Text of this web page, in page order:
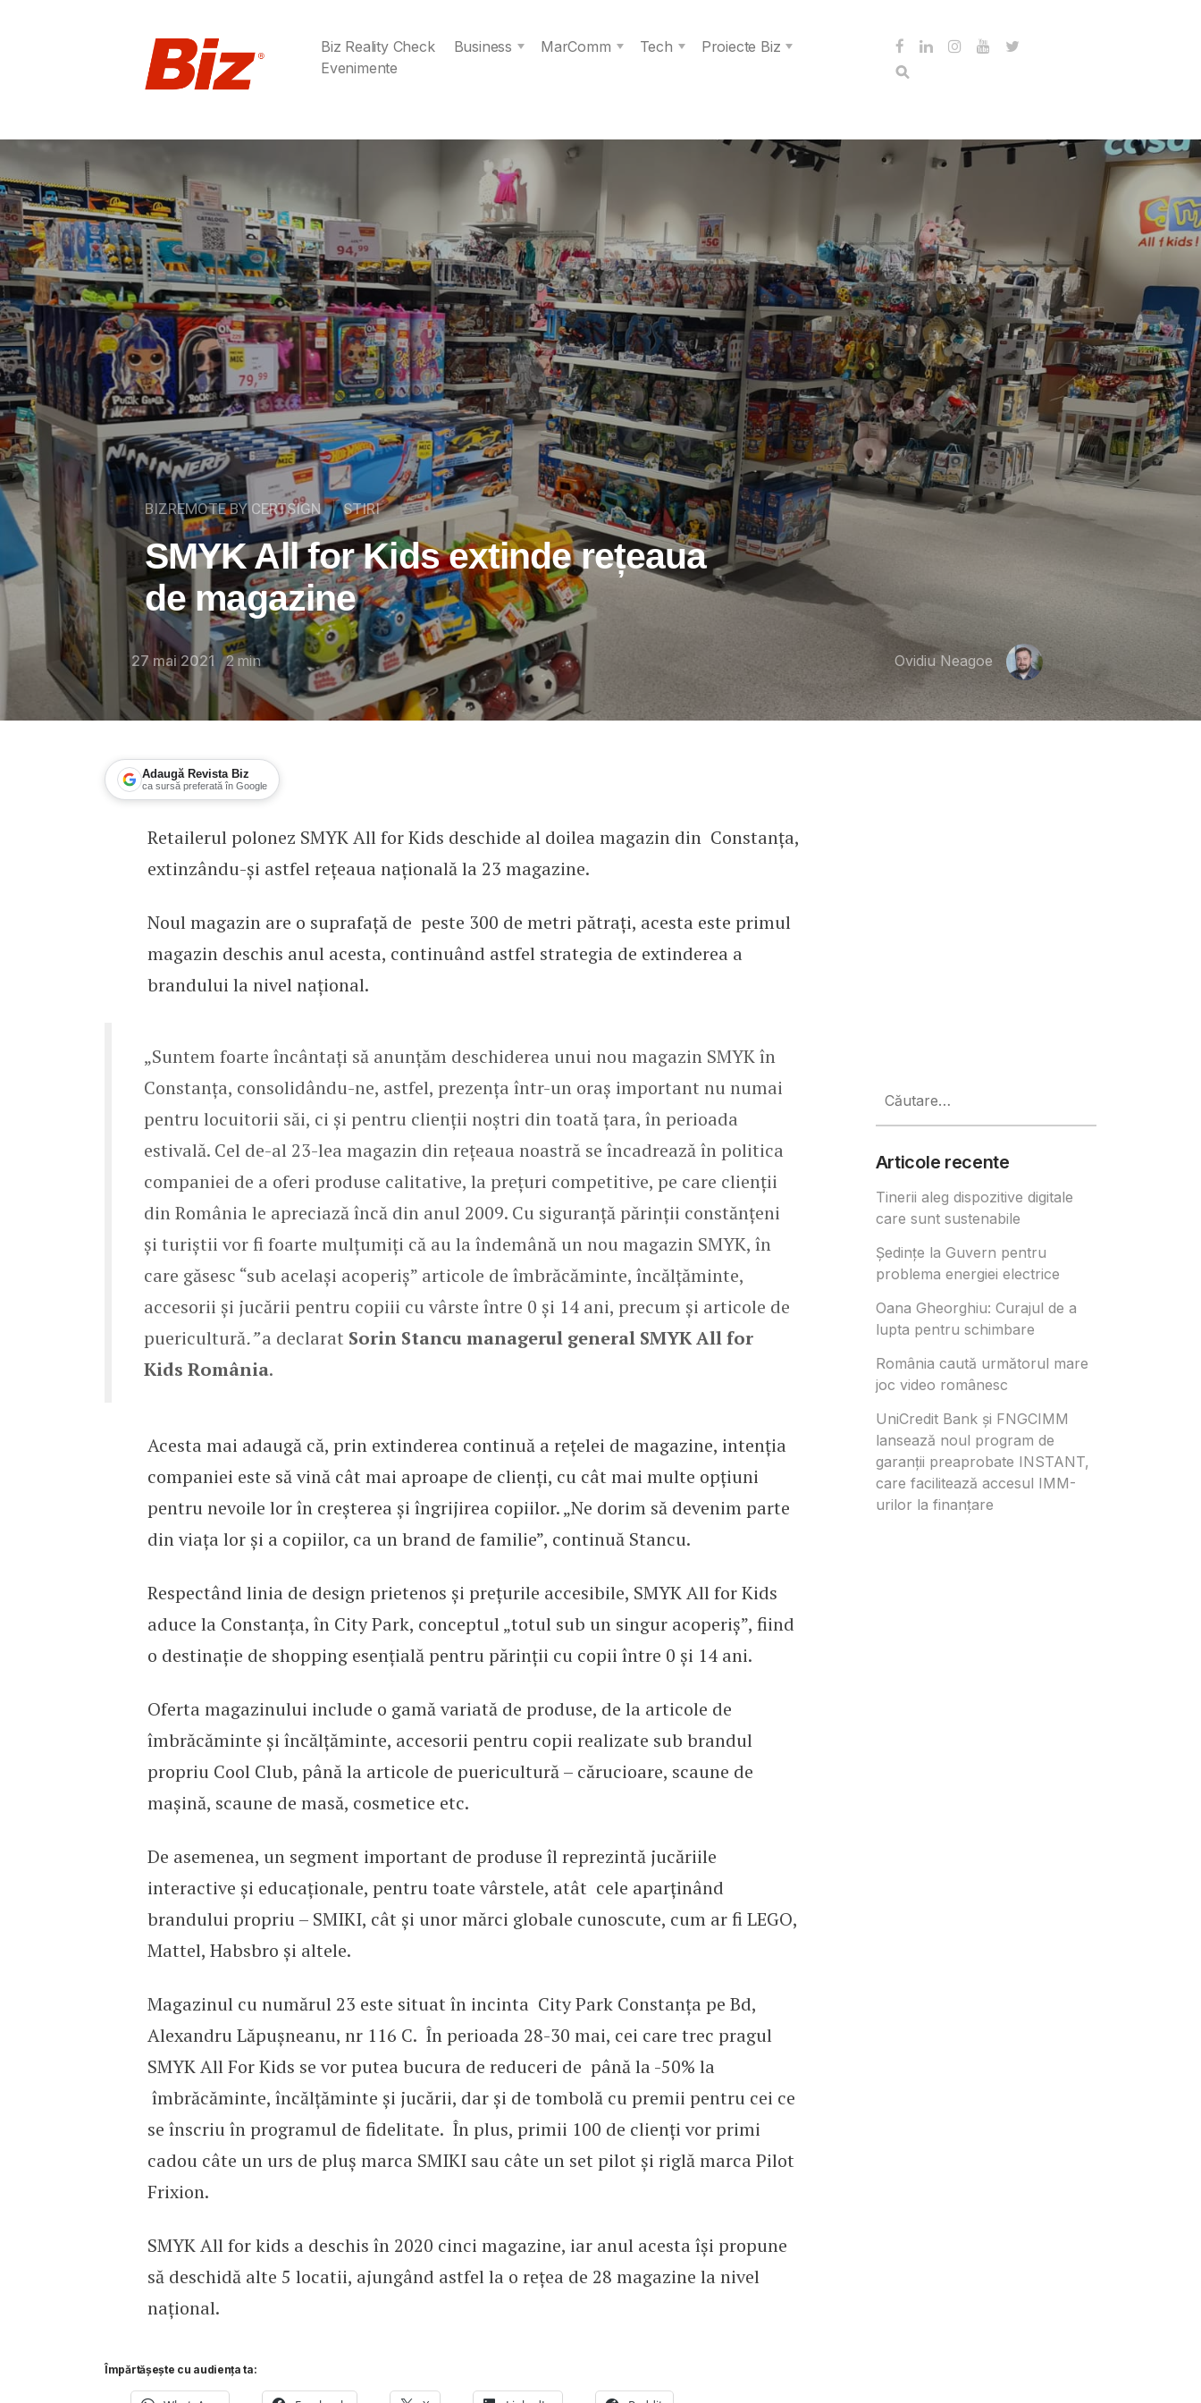
Biz Reality Check Business MarComm Tech
Proiecte Biz
Evenimente
BIZREMOTE BY CERTSIGN STIRI
SMYK All for Kids extinde rețeaua
de magazine
27 mai 2021 2 min Ovidiu Neagoe
Adaugă Revista Biz
ca sursă preferată în Google
SMYK All for Kids extinde rețeaua de magazine
Retailerul polonez SMYK All for Kids deschide al doilea magazin din Constanța,
extinzându-și astfel rețeaua națională la 23 magazine.
Noul magazin are o suprafață de peste 300 de metri pătrați, acesta este primul
magazin deschis anul acesta, continuând astfel strategia de extinderea a
brandului la nivel naţional.
„Suntem foarte încântați să anunțăm deschiderea unui nou magazin SMYK în
Constanța, consolidându-ne, astfel, prezența într-un oraș important nu numai
pentru locuitorii săi, ci și pentru clienții noștri din toată țara, în perioada
estivală. Cel de-al 23-lea magazin din rețeaua noastră se încadrează în politica
companiei de a oferi produse calitative, la prețuri competitive, pe care clienţii
din România le apreciază încă din anul 2009. Cu siguranţă părinții constănţeni
și turiștii vor fi foarte mulțumiți că au la îndemână un nou magazin SMYK, în
care găsesc “sub acelaşi acoperiş” articole de îmbrăcăminte, încălțăminte,
accesorii și jucării pentru copiii cu vârste între 0 și 14 ani, precum și articole de
puericultură.”a declarat Sorin Stancu managerul general SMYK All for
Kids România.
Acesta mai adaugă că, prin extinderea continuă a rețelei de magazine, intenția
companiei este să vină cât mai aproape de clienți, cu cât mai multe opțiuni
pentru nevoile lor în creșterea și îngrijirea copiilor. „Ne dorim să devenim parte
din viața lor și a copiilor, ca un brand de familie”, continuă Stancu.
Respectând linia de design prietenos și prețurile accesibile, SMYK All for Kids
aduce la Constanța, în City Park, conceptul „totul sub un singur acoperiș”, fiind
o destinație de shopping esențială pentru părinții cu copii între 0 și 14 ani.
Oferta magazinului include o gamă variată de produse, de la articole de
îmbrăcăminte și încălțăminte, accesorii pentru copii realizate sub brandul
propriu Cool Club, până la articole de puericultură – cărucioare, scaune de
mașină, scaune de masă, cosmetice etc.
De asemenea, un segment important de produse îl reprezintă jucăriile
interactive și educaționale, pentru toate vârstele, atât cele aparținând
brandului propriu – SMIKI, cât și unor mărci globale cunoscute, cum ar fi LEGO,
Mattel, Habsbro și altele.
Magazinul cu numărul 23 este situat în incinta City Park Constanţa pe Bd,
Alexandru Lăpuşneanu, nr 116 C. În perioada 28-30 mai, cei care trec pragul
SMYK All For Kids se vor putea bucura de reduceri de până la -50% la
îmbrăcăminte, încălţăminte şi jucării, dar şi de tombolă cu premii pentru cei ce
se înscriu în programul de fidelitate. În plus, primii 100 de clienți vor primi
cadou câte un urs de pluș marca SMIKI sau câte un set pilot şi riglă marca Pilot
Frixion.
SMYK All for kids a deschis în 2020 cinci magazine, iar anul acesta își propune
să deschidă alte 5 locatii, ajungând astfel la o rețea de 28 magazine la nivel
național.
Împărtășește cu audiența ta:
după:
Articole recente
Tinerii aleg dispozitive digitale
care sunt sustenabile
Ședințe la Guvern pentru
problema energiei electrice
Oana Gheorghiu: Curajul de a
lupta pentru schimbare
România caută următorul mare
joc video românesc
UniCredit Bank și FNGCIMM
lansează noul program de
garanții preaprobate INSTANT,
care facilitează accesul IMM-
urilor la finanțare